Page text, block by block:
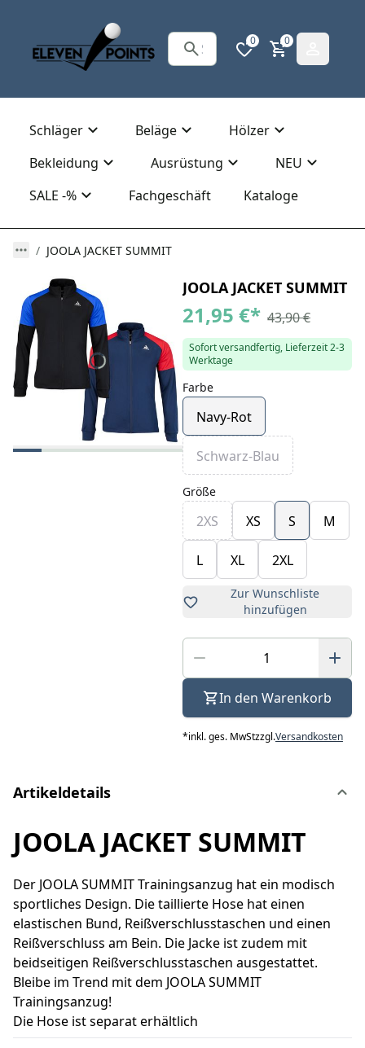
0 0
Schläger Beläge
Hölzer
Bekleidung
Ausrüstung
NEU
SALE -%
Fachgeschäft Kataloge
JOOLA JACKET SUMMIT
JOOLA JACKET SUMMIT
21,95 €* 43,90 €
Sofort versandfertig, Lieferzeit 2-3
Werktage
Farbe
Navy-Rot
Schwarz-Blau
Größe
2XS XS S M
L XL 2XL
Zur Wunschliste
hinzufügen
In den Warenkorb
*inkl. ges. MwStzzgl.Versandkosten
Artikeldetails
JOOLA JACKET SUMMIT
Der JOOLA SUMMIT Trainingsanzug hat ein modisch
sportliches Design. Die taillierte Hose hat einen
elastischen Bund, Reißverschlusstaschen und einen
Reißverschluss am Bein. Die Jacke ist zudem mit
beidseitigen Reißverschlusstaschen ausgestattet.
Bleibe im Trend mit dem JOOLA SUMMIT
Trainingsanzug!
Die Hose ist separat erhältlich